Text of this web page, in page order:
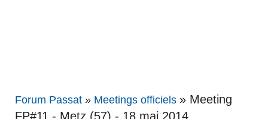
Forum Passat » Meetings officiels » Meeting
FP#11 - Metz (57) - 18 mai 2014